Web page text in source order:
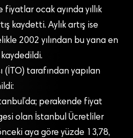
ocak ayında yıllık
kaydetti. Aylık artış ise
2002 yılından bu yana en
kaydedildi.
(İTO) tarafından yapılan
perakende fiyat
olan İstanbul Ücretliler
aya göre yüzde 13,78,